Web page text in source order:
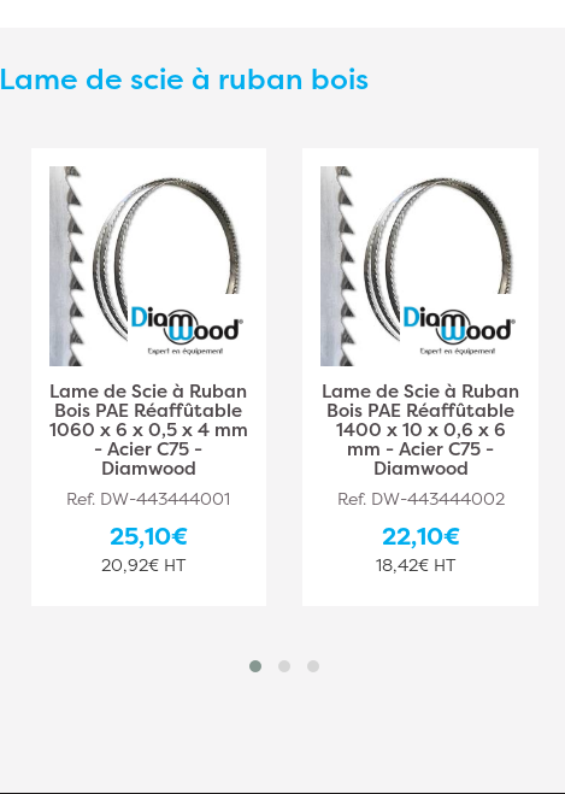
Lame de scie à ruban bois
Lame de Scie à Ruban
Bois PAE Réaffûtable
1060 x 6 x 0,5 x 4 mm
- Acier C75 -
Diamwood
Ref. DW-443444001
25,10€
20,92€ HT
Lame de Scie à Ruban
Bois PAE Réaffûtable
1400 x 10 x 0,6 x 6
mm - Acier C75 -
Diamwood
Ref. DW-443444002
22,10€
18,42€ HT